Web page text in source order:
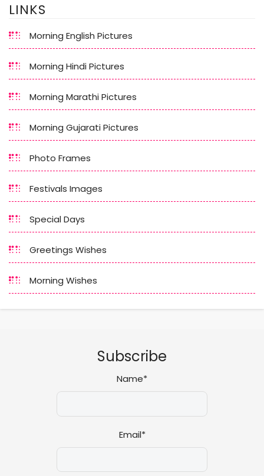
LINKS
Morning English Pictures
Morning Hindi Pictures
Morning Marathi Pictures
Morning Gujarati Pictures
Photo Frames
Festivals Images
Special Days
Greetings Wishes
Morning Wishes
Subscribe
Name*
Email*